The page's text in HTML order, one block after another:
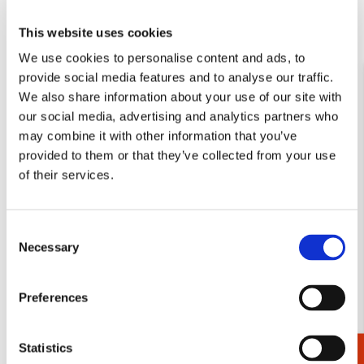
This website uses cookies
We use cookies to personalise content and ads, to
provide social media features and to analyse our traffic.
We also share information about your use of our site with
our social media, advertising and analytics partners who
may combine it with other information that you’ve
provided to them or that they’ve collected from your use
of their services.
Selection
Necessary
Preferences
Statistics
aan
Notitieboek A6, zachte
kaft: Dit gaat nooit voorbij,
€ 9,99
Notitieboek A5, harde kaft:
VOEG TOE